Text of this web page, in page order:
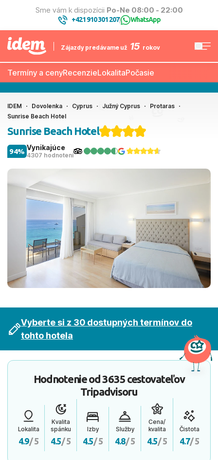
Sme vám k dispozícii Po-Ne 08:00 - 22:00
+421 910 301 207| WhatsApp
Zájazdy predávame už 15 rokov
Termíny a cenyRecenzieLokalitaPočasie
IDEM Dovolenka Cyprus Južný Cyprus
Protaras
Sunrise Beach Hotel
Sunrise Beach Hotel
Vynikajúce
4307 hodnotení
94%
Vyberte si z 30 dostupných termínov do
tohto hotela
Hodnotenie od3635 cestovateľov
Tripadvisoru
Lokalita
4.9/ 5
Kvalita
spánku
4.5/ 5
Izby
4.5/ 5
Služby
4.8/ 5
Cena/
kvalita
4.5/ 5
Čistota
4.7/ 5